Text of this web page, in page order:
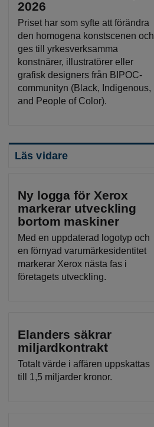
2026
Priset har som syfte att förändra
den homogena konstscenen och
ges till yrkesverksamma
konstnärer, illustratörer eller
grafisk designers från BIPOC-
communityn (Black, Indigenous,
and People of Color).
Läs vidare
Ny logga för Xerox
markerar utveckling
bortom maskiner
Med en uppdaterad logotyp och
en förnyad varumärkesidentitet
markerar Xerox nästa fas i
företagets utveckling.
Elanders säkrar
miljardkontrakt
Totalt värde i affären uppskattas
till 1,5 miljarder kronor.